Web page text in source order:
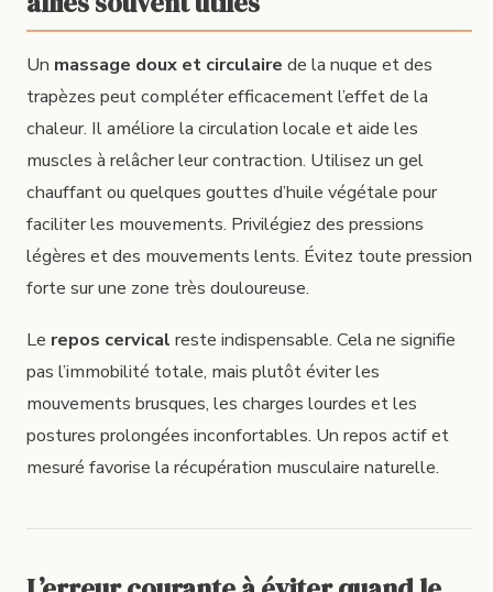
Un massage doux et circulaire de la nuque et des
trapèzes peut compléter efficacement l’effet de la
chaleur. Il améliore la circulation locale et aide les
muscles à relâcher leur contraction. Utilisez un gel
chauffant ou quelques gouttes d’huile végétale pour
faciliter les mouvements. Privilégiez des pressions
légères et des mouvements lents. Évitez toute pression
forte sur une zone très douloureuse.
Le repos cervical reste indispensable. Cela ne signifie
pas l’immobilité totale, mais plutôt éviter les
mouvements brusques, les charges lourdes et les
postures prolongées inconfortables. Un repos actif et
mesuré favorise la récupération musculaire naturelle.